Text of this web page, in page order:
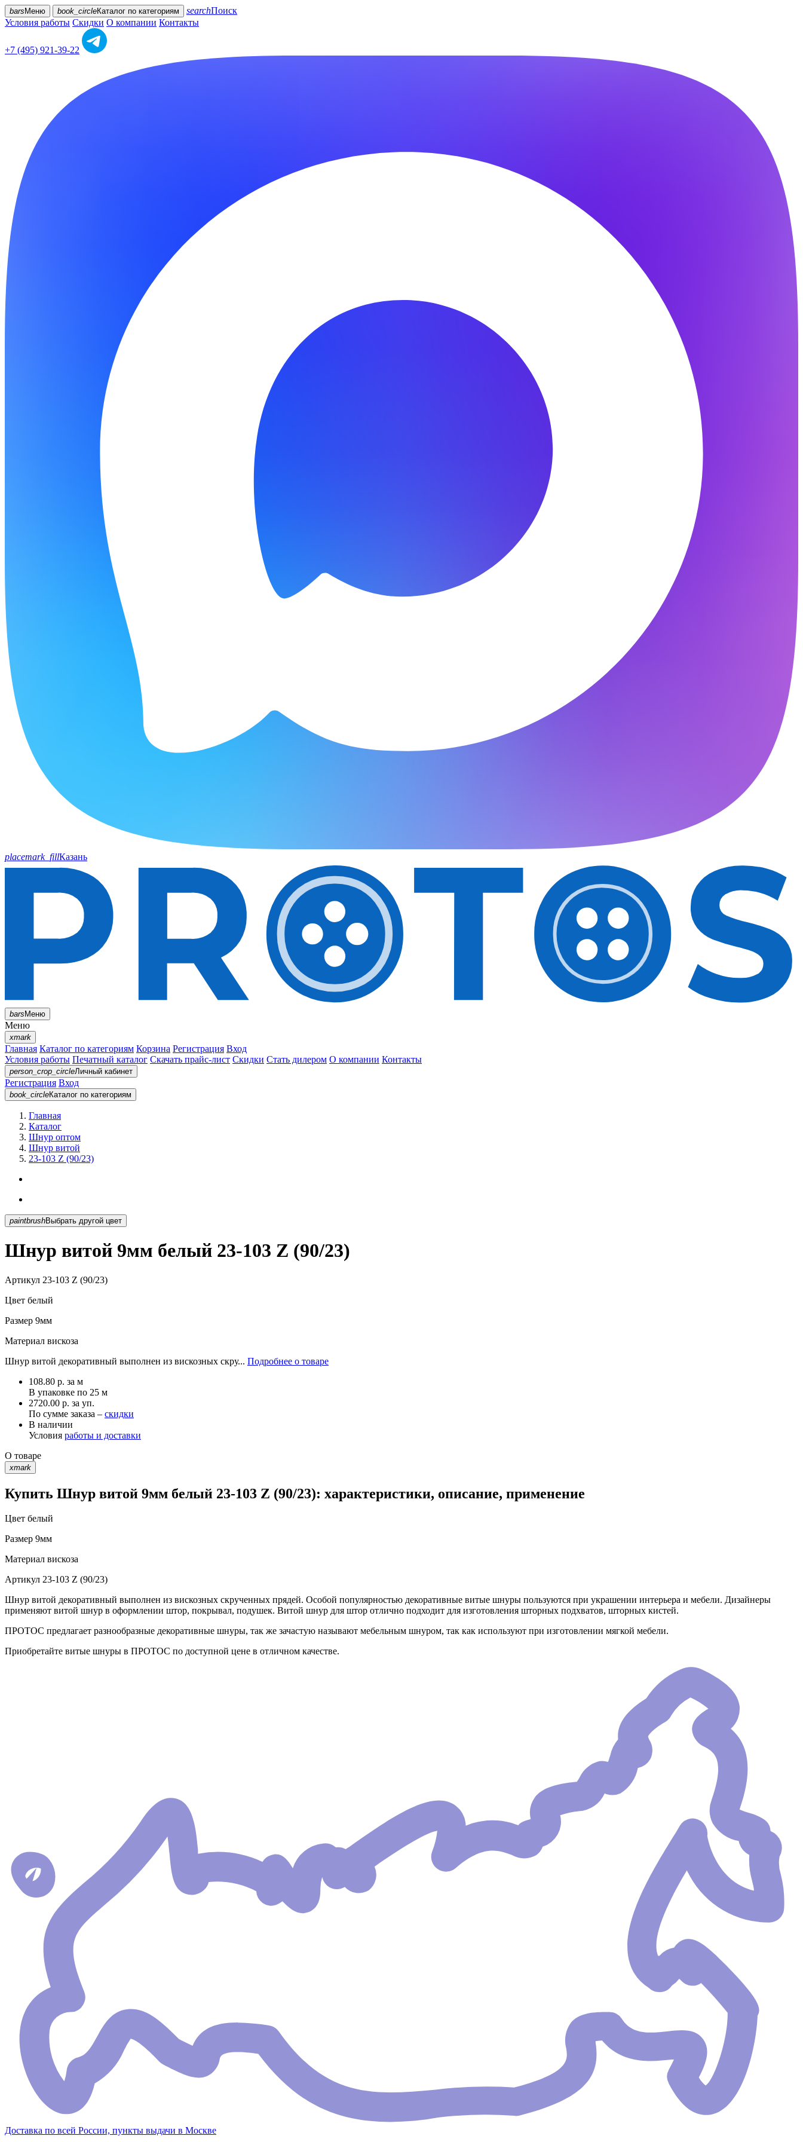
bars Меню book_circleКаталог по категориям searchПоиск
Условия работы Скидки О компании Контакты
+7 (495) 921-39-22
placemark_fillКазань
barsМеню
Меню
xmark
Главная Каталог по категориям Корзина Регистрация Вход
Условия работы Печатный каталог Скачать прайс-лист Скидки Стать дилером О компании Контакты
person_crop_circleЛичный кабинет
Регистрация Вход
book_circleКаталог по категориям
Главная
Каталог
Шнур оптом
Шнур витой
23-103 Z (90/23)
paintbrush Выбрать другой цвет
Шнур витой 9мм белый 23-103 Z (90/23)
Артикул 23-103 Z (90/23)
Цвет белый
Размер 9мм
Материал вискоза
Шнур витой декоративный выполнен из вискозных скру... Подробнее о товаре
108.80 р. за м
В упаковке по 25 м
2720.00 р. за уп.
По сумме заказа – скидки
В наличии
Условия работы и доставки
О товаре
xmark
Купить Шнур витой 9мм белый 23-103 Z (90/23): характеристики, описание, применение
Цвет белый
Размер 9мм
Материал вискоза
Артикул 23-103 Z (90/23)
Шнур витой декоративный выполнен из вискозных скрученных прядей. Особой популярностью декоративные витые шнуры пользуются при украшении интерьера и мебели. Дизайнеры
применяют витой шнур в оформлении штор, покрывал, подушек. Витой шнур для штор отлично подходит для изготовления шторных подхватов, шторных кистей.
ПРОТОС предлагает разнообразные декоративные шнуры, так же зачастую называют мебельным шнуром, так как используют при изготовлении мягкой мебели.
Приобретайте витые шнуры в ПРОТОС по доступной цене в отличном качестве.
Доставка по всей России, пункты выдачи в Москве